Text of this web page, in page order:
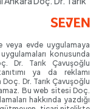
evde uygulamaya
konusunda
Dr. Tarık Çavuşoğlu
ya da reklamı
Dr. Tarık Çavuşoğlu
Bu web sitesi Doç.
hakkında yazdığı